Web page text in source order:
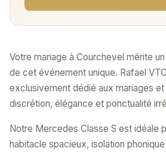
Votre mariage à Courchevel mérite
de cet événement unique. Rafael
exclusivement dédié aux mariages
discrétion, élégance et ponctualité
Notre Mercedes Classe S est idéale
habitacle spacieux, isolation